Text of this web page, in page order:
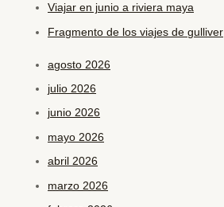
Viajar en junio a riviera maya
Fragmento de los viajes de gulliver
agosto 2026
julio 2026
junio 2026
mayo 2026
abril 2026
marzo 2026